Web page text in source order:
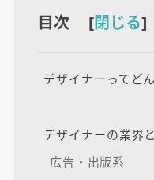
目次 [閉じる]
デザイナーってど
デザイナーの業界
広告・出版系